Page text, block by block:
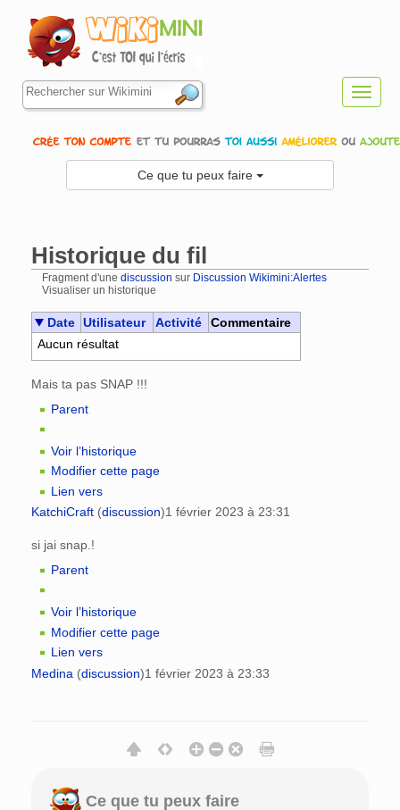
Ce que tu peux faire
Historique du fil
Fragment d'une discussion sur Discussion Wikimini:Alertes
Visualiser un historique
Date Utilisateur Activité
Commentaire
Aucun résultat
Mais ta pas SNAP !!!
Parent
Voir l’historique
Modifier cette page
Lien vers
KatchiCraft (discussion)1 février 2023 à 23:31
si jai snap.!
Parent
Voir l’historique
Modifier cette page
Lien vers
Medina (discussion)1 février 2023 à 23:33
Ce que tu peux faire